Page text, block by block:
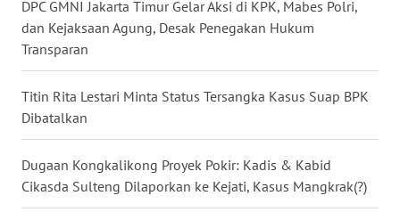
DPC GMNI Jakarta Timur Gelar Aksi di KPK, Mabes Polri,
dan Kejaksaan Agung, Desak Penegakan Hukum
Transparan
Titin Rita Lestari Minta Status Tersangka Kasus Suap BPK
Dibatalkan
Dugaan Kongkalikong Proyek Pokir: Kadis & Kabid
Cikasda Sulteng Dilaporkan ke Kejati, Kasus Mangkrak(?)
WN
BALI
WN
KALBAR
WN
KALTENG